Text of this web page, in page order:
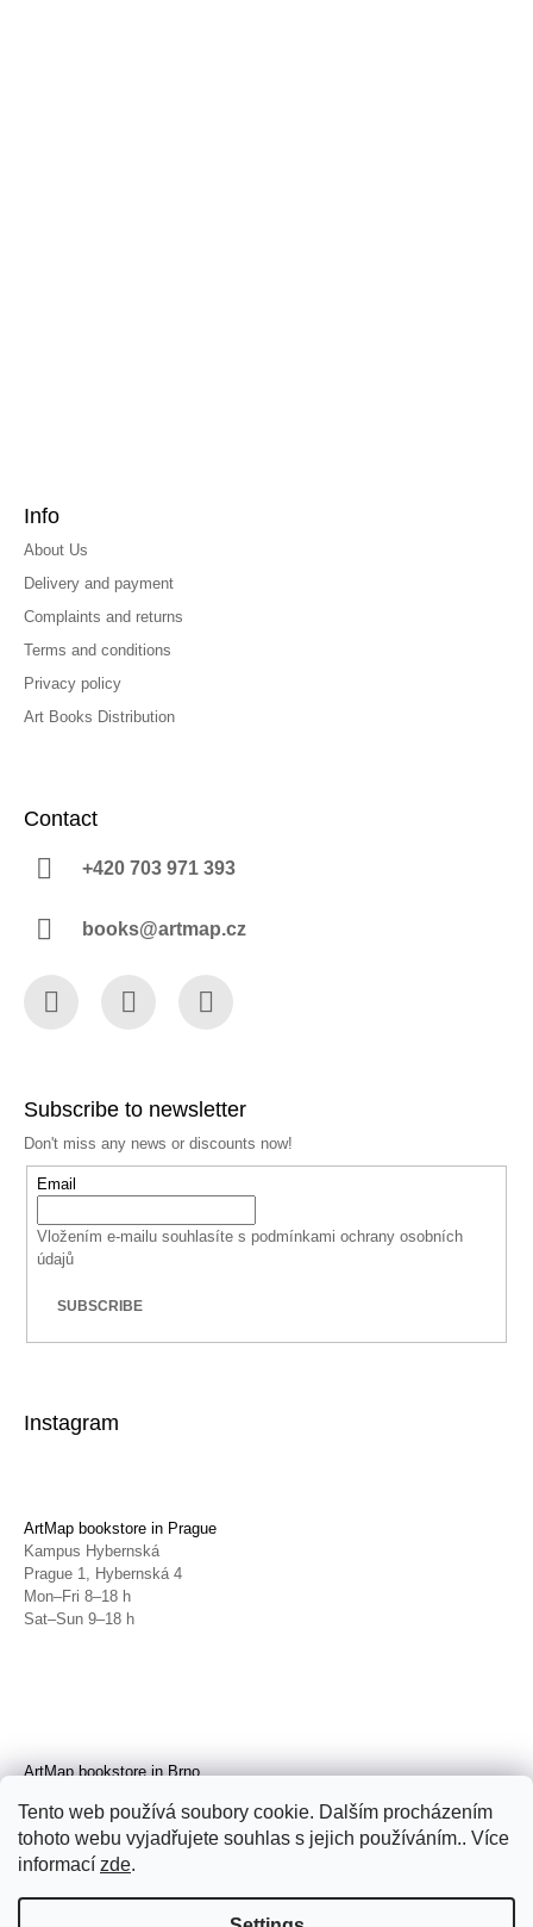
Tento web používá soubory cookie. Dalším procházením
tohoto webu vyjadřujete souhlas s jejich používáním.. Více
informací zde.
Info
About Us
Delivery and payment
Complaints and returns
Terms and conditions
Privacy policy
Art Books Distribution
Contact
+420 703 971 393
books@artmap.cz
Subscribe to newsletter
Don't miss any news or discounts now!
Email
Vložením e-mailu souhlasíte s podmínkami ochrany osobních
údajů
SUBSCRIBE
Instagram
ArtMap bookstore in Prague
Kampus Hybernská
Prague 1, Hybernská 4
Mon–Fri 8–18 h
Sat–Sun 9–18 h
ArtMap bookstore in Brno
Brno, Radnická 4
Tue–Fri 11–19 h
Sat 14–19 h